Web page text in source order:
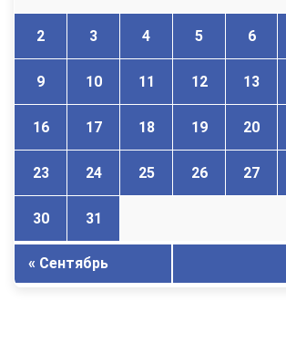
2 3 4 5 6
9 10 11 12 13
16 17 18 19 20
23 24 25 26 27
30 31
« Сентябрь